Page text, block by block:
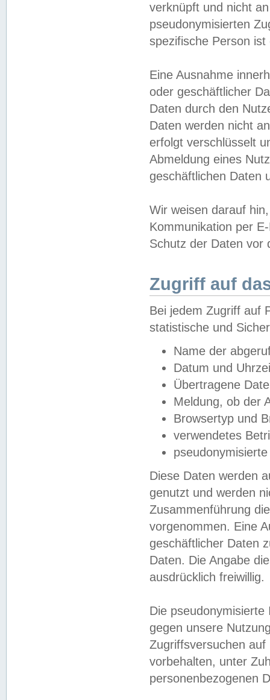
verknüpft und nicht
pseudonymisierten
spezifische Person
Eine Ausnahme
oder geschäftlicher
Daten durch den
Daten werden nicht
erfolgt verschlüsselt
Abmeldung eines
geschäftlichen Daten
Wir weisen darauf
Kommunikation per
Schutz der Daten vor
Zugriff auf
Bei jedem Zugriff auf
statistische und
Name der
Datum und
Übertragene
Meldung, ob der
Browsertyp und
verwendetes
Diese Daten werden
genutzt und werden
Zusammenführung
vorgenommen. Eine
geschäftlicher Daten
Daten. Die Angabe
ausdrücklich freiwillig.
Die
gegen unsere
Zugriffsversuchen
vorbehalten, unter
personenbezogenen